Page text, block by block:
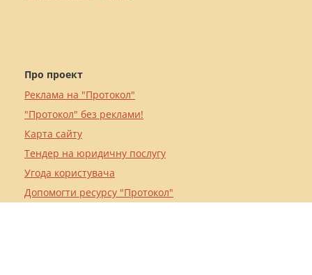
Про проект
Реклама на "Протокол"
"Протокол" без реклами!
Карта сайту
Тендер на юридичну послугу
Угода користувача
Допомогти ресурсу "Протокол"